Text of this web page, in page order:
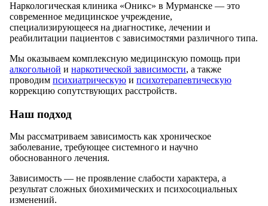
Наркологическая клиника «Оникс» в Мурманске — это
современное медицинское учреждение,
специализирующееся на диагностике, лечении и
реабилитации пациентов с зависимостями различного типа.
Мы оказываем комплексную медицинскую помощь при
алкогольной и наркотической зависимости, а также
проводим психиатрическую и психотерапевтическую
коррекцию сопутствующих расстройств.
Наш подход
Мы рассматриваем зависимость как хроническое
заболевание, требующее системного и научно
обоснованного лечения.
Зависимость — не проявление слабости характера, а
результат сложных биохимических и психосоциальных
изменений.